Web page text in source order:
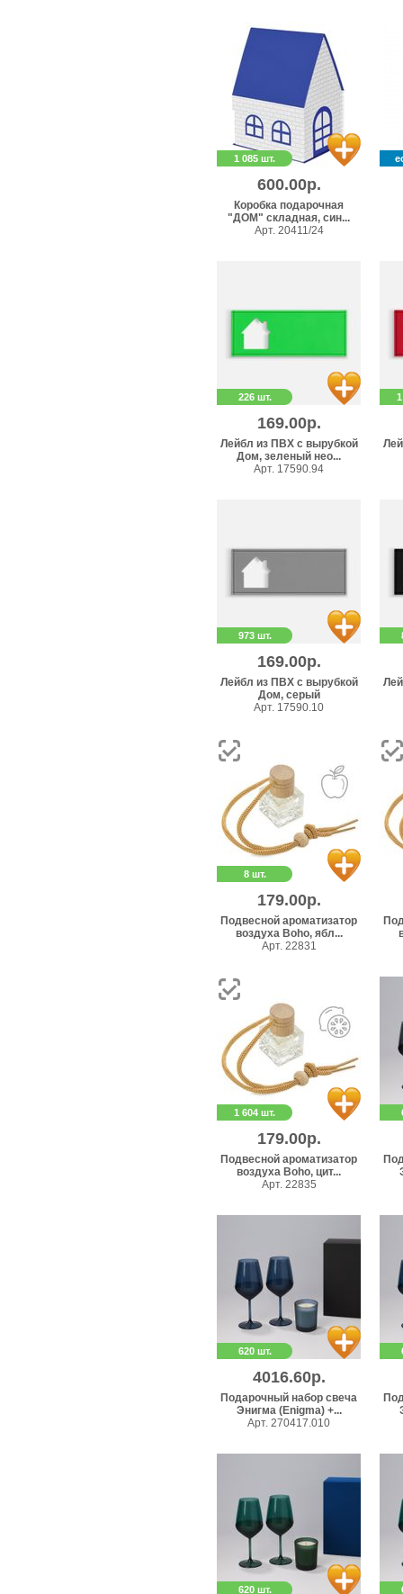
1 085 шт.
600.00р.
Коробка подарочная
"ДОМ" складная, син...
Арт. 20411/24
226 шт.
169.00р.
Лейбл из ПВХ с вырубкой
Дом, зеленый нео...
Арт. 17590.94
973 шт.
169.00р.
Лейбл из ПВХ с вырубкой
Дом, серый
Арт. 17590.10
8 шт.
179.00р.
Подвесной ароматизатор
воздуха Boho, ябл...
Арт. 22831
1 604 шт.
179.00р.
Подвесной ароматизатор
воздуха Boho, цит...
Арт. 22835
620 шт.
4016.60р.
Подарочный набор свеча
Энигма (Enigma) +...
Арт. 270417.010
620 шт.